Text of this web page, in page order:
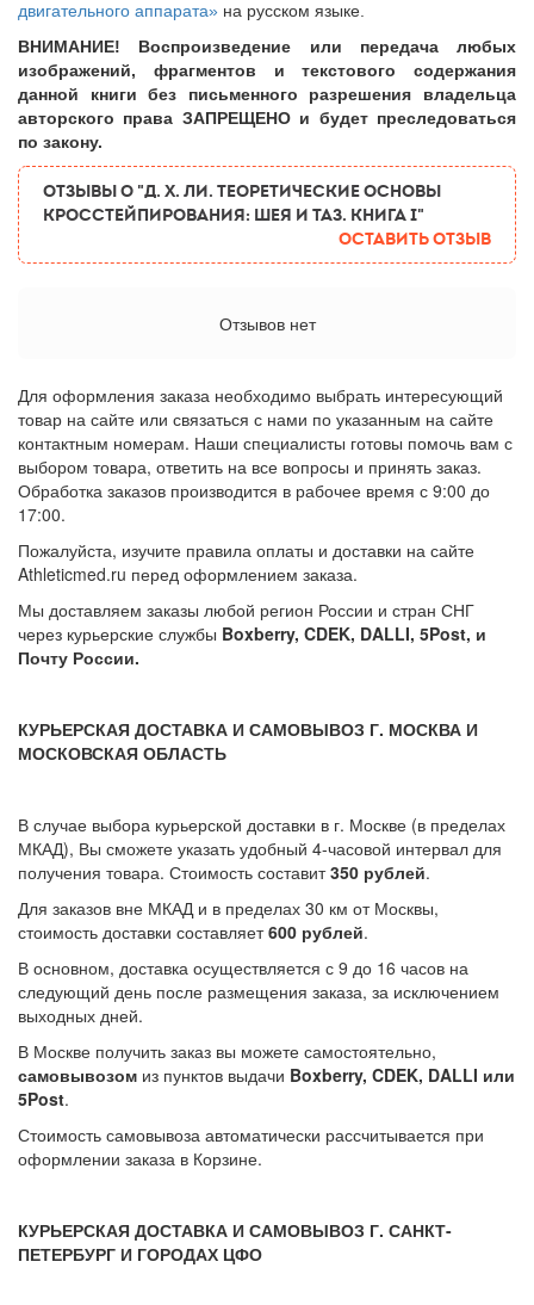
двигательного аппарата» на русском языке.
ВНИМАНИЕ! Воспроизведение или передача любых
изображений, фрагментов и текстового содержания
данной книги без письменного разрешения владельца
авторского права ЗАПРЕЩЕНО и будет преследоваться
по закону.
ОТЗЫВЫ О "Д. Х. Ли. Теоретические основы
кросстейпирования: Шея и Таз. Книга I"
Оставить отзыв
Отзывов нет
Для оформления заказа необходимо выбрать интересующий
товар на сайте или связаться с нами по указанным на сайте
контактным номерам. Наши специалисты готовы помочь вам с
выбором товара, ответить на все вопросы и принять заказ.
Обработка заказов производится в рабочее время с 9:00 до
17:00.
Пожалуйста, изучите правила оплаты и доставки на сайте
Athleticmed.ru перед оформлением заказа.
Мы доставляем заказы любой регион России и стран СНГ
через курьерские службы Boxberry, CDEK, DALLI, 5Post, и
Почту России.
КУРЬЕРСКАЯ ДОСТАВКА И САМОВЫВОЗ Г. МОСКВА И
МОСКОВСКАЯ ОБЛАСТЬ
В случае выбора курьерской доставки в г. Москве (в пределах
МКАД), Вы сможете указать удобный 4-часовой интервал для
получения товара. Стоимость составит350 рублей.
Для заказов вне МКАД и в пределах 30 км от Москвы,
стоимость доставки составляет600 рублей.
В основном, доставка осуществляется с 9 до 16 часов на
следующий день после размещения заказа, за исключением
выходных дней.
В Москве получить заказ вы можете самостоятельно,
самовывозом из пунктов выдачи Boxberry, CDEK, DALLI или
5Post.
Стоимость самовывоза автоматически рассчитывается при
оформлении заказа в Корзине.
КУРЬЕРСКАЯ ДОСТАВКА И САМОВЫВОЗ Г. САНКТ-
ПЕТЕРБУРГ И ГОРОДАХ ЦФО